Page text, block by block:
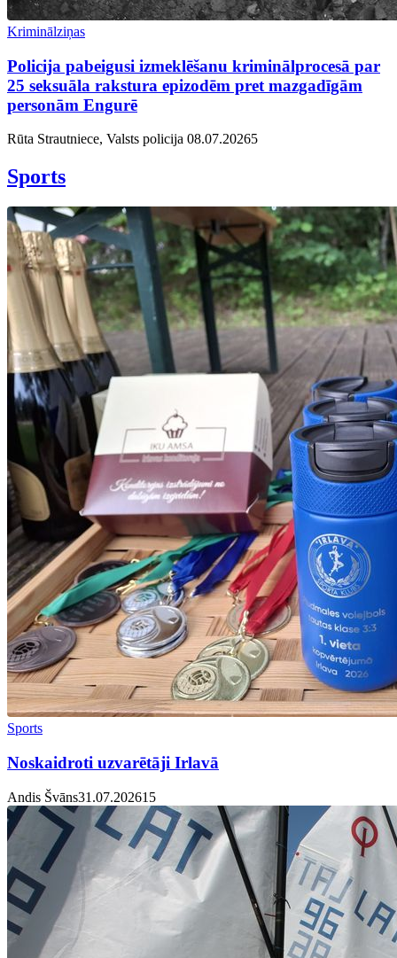
Kriminālziņas
Policija pabeigusi izmeklēšanu kriminālprocesā par
25 seksuāla rakstura epizodēm pret mazgadīgām
personām Engurē
Rūta Strautniece, Valsts policija 08.07.20265
Sports
Sports
Noskaidroti uzvarētāji Irlavā
Andis Švāns31.07.20261 5